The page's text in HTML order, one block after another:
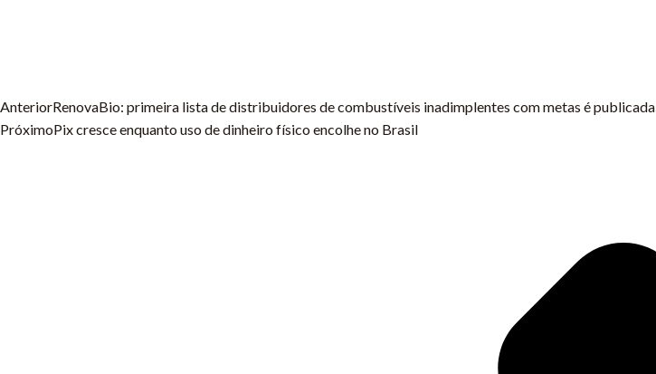
AnteriorRenovaBio: primeira lista de distribuidores de combustíveis inadimplentes com metas é publicada
PróximoPix cresce enquanto uso de dinheiro físico encolhe no Brasil